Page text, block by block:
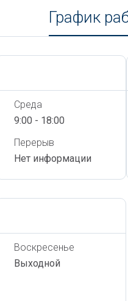
График
Среда
9:00 - 18:00
Перерыв
Нет информации
Воскресенье
Выходной